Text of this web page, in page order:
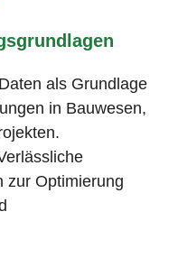
als Grundlage
in Bauwesen,
zur Optimierung